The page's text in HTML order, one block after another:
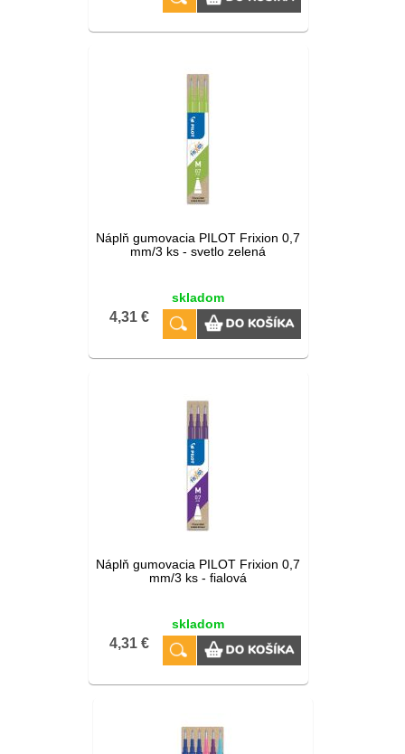
Náplň gumovacia PILOT Frixion 0,7
mm/3 ks - svetlo zelená
skladom
4,31 €
Náplň gumovacia PILOT Frixion 0,7
mm/3 ks - fialová
skladom
4,31 €